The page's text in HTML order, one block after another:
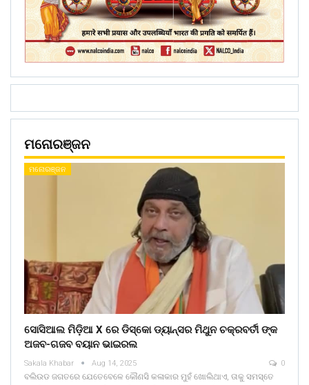
ମନୋରଞ୍ଜନ
ମନୋରଞ୍ଜନ
ସୋସିଆଲ ମିଡ଼ିଆ X ରେ ଡିସ୍କୋ ଡ୍ୟାନ୍ସର ମିଥୁନ ଚକ୍ରବର୍ତୀ ଙ୍କ
ଅଜବ-ଗଜବ ବୟାନ ଭାଇରଲ
Sakala Khabar Aug 14, 2025 0
ବଲିଉଡ ଜଗତରେ ଯେତେବେଳେ କୌଣସି କଳାକାର ମୁହଁ ଖୋଲିଥାଏ, ତାକୁ ସମସ୍ତେ